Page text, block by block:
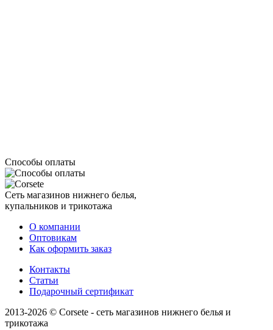
Способы оплаты
Сеть магазинов нижнего белья,
купальников и трикотажа
О компании
Оптовикам
Как оформить заказ
Контакты
Статьи
Подарочный сертификат
2013-2026 © Corsete - сеть магазинов нижнего белья и
трикотажа